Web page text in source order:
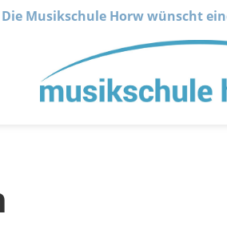
Die Musikschule Horw wünscht